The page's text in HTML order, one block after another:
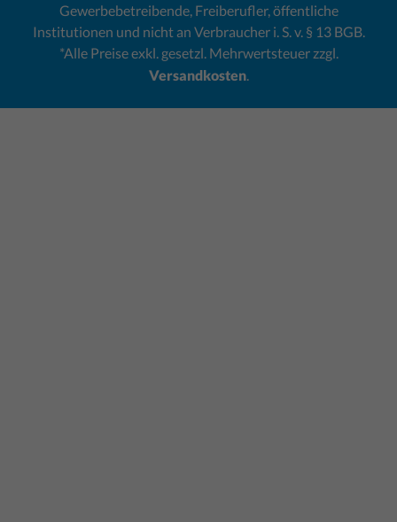
Gewerbebetreibende, Freiberufler, öffentliche
Institutionen und nicht an Verbraucher i. S. v. § 13 BGB.
*Alle Preise exkl. gesetzl. Mehrwertsteuer zzgl.
Versandkosten.